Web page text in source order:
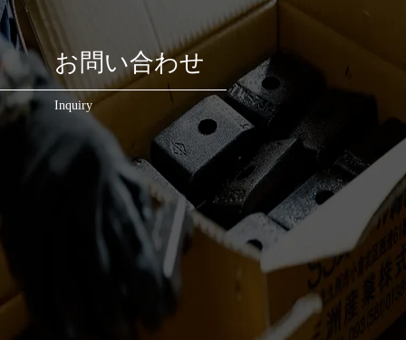
お問い合わせ
Inquiry